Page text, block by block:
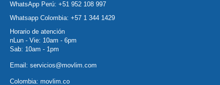
WhatsApp Perú: +51 952 108 997
Whatsapp Colombia: +57 1 344 1429
Horario de atención
nLun - Vie: 10am - 6pm
Sab: 10am - 1pm
Email: servicios@movlim.com
Colombia: movlim.co